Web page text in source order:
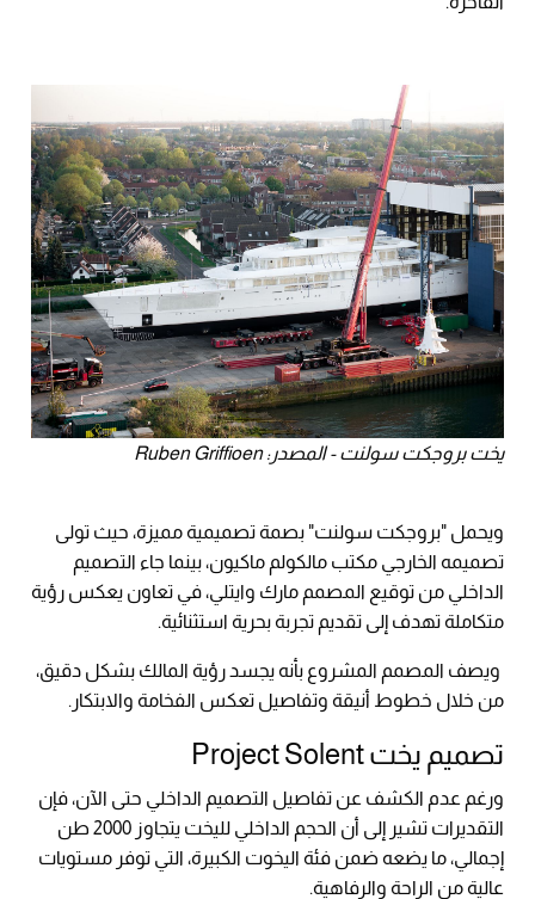
يخت بروجكت سولنت - المصدر: Ruben Griffioen
ويحمل "بروجكت سولنت" بصمة تصميمية مميزة، حيث تولى
تصميمه الخارجي مكتب مالكولم ماكيون، بينما جاء التصميم
الداخلي من توقيع المصمم مارك وايتلي، في تعاون يعكس رؤية
متكاملة تهدف إلى تقديم تجربة بحرية استثنائية.
ويصف المصمم المشروع بأنه يجسد رؤية المالك بشكل دقيق،
من خلال خطوط أنيقة وتفاصيل تعكس الفخامة والابتكار.
تصميم يخت Project Solent
ورغم عدم الكشف عن تفاصيل التصميم الداخلي حتى الآن، فإن
التقديرات تشير إلى أن الحجم الداخلي لليخت يتجاوز 2000 طن
إجمالي، ما يضعه ضمن فئة اليخوت الكبيرة، التي توفر مستويات
عالية من الراحة والرفاهية.